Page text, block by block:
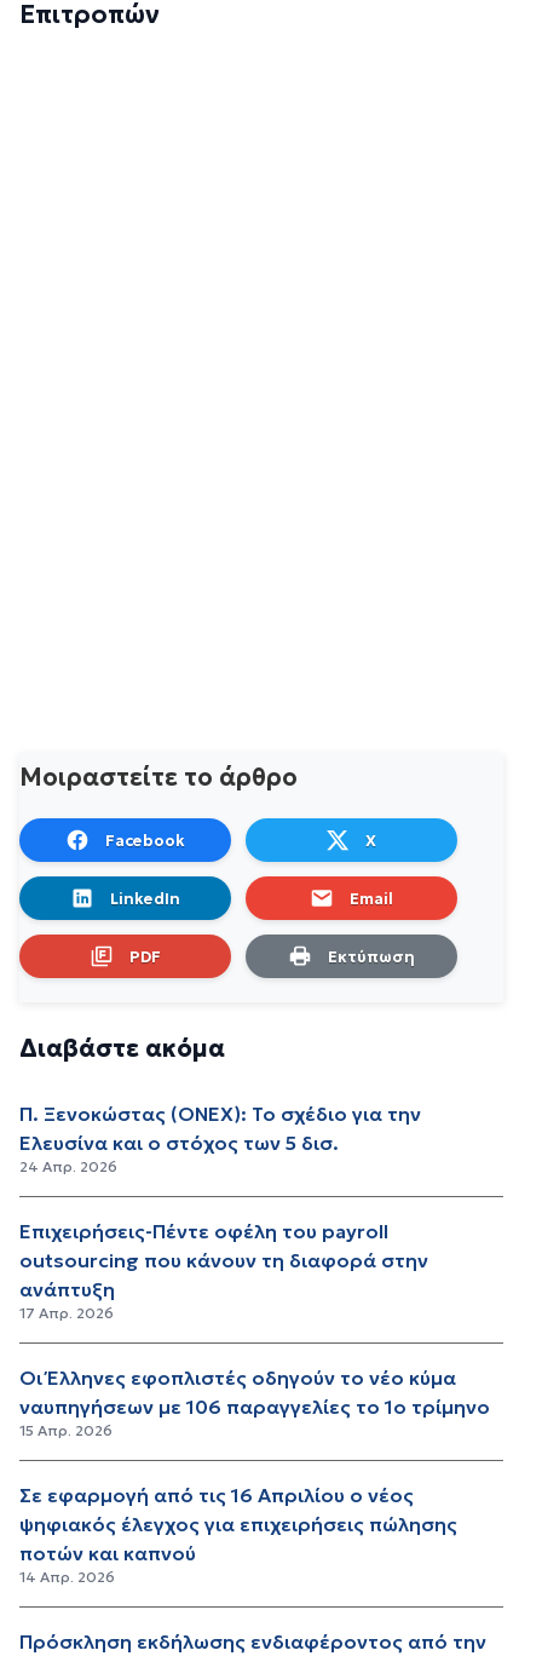
Επιτροπών
Μοιραστείτε το άρθρο
Facebook X
LinkedIn Email
PDF Εκτύπωση
Διαβάστε ακόμα
Π. Ξενοκώστας (ONEX): Το σχέδιο για την
Ελευσίνα και ο στόχος των 5 δισ.
24 Απρ. 2026
Επιχειρήσεις-Πέντε οφέλη του payroll
outsourcing που κάνουν τη διαφορά στην
ανάπτυξη
17 Απρ. 2026
Οι Έλληνες εφοπλιστές οδηγούν το νέο κύμα
ναυπηγήσεων με 106 παραγγελίες το 1ο τρίμηνο
15 Απρ. 2026
Σε εφαρμογή από τις 16 Απριλίου ο νέος
ψηφιακός έλεγχος για επιχειρήσεις πώλησης
ποτών και καπνού
14 Απρ. 2026
Πρόσκληση εκδήλωσης ενδιαφέροντος από την